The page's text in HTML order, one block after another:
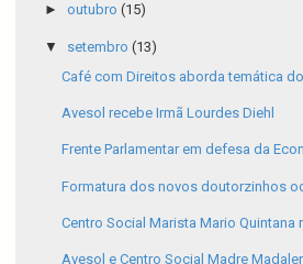
► outubro (15)
▼ setembro (13)
Café com Direitos aborda temática
Avesol recebe Irmã Lourdes Diehl
Frente Parlamentar em defesa da
Formatura dos novos doutorzinhos
Centro Social Marista Mario Quintana
Avesol e Centro Social Madre